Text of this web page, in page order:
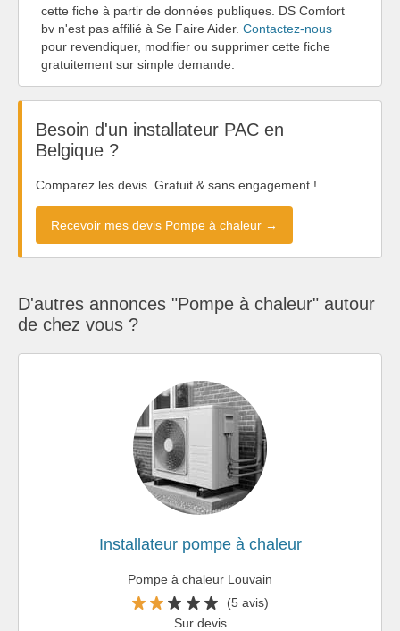
cette fiche à partir de données publiques. DS Comfort
bv n'est pas affilié à Se Faire Aider. Contactez-nous
pour revendiquer, modifier ou supprimer cette fiche
gratuitement sur simple demande.
Besoin d'un installateur PAC en
Belgique ?
Comparez les devis. Gratuit & sans engagement !
Recevoir mes devis Pompe à chaleur →
D'autres annonces "Pompe à chaleur" autour
de chez vous ?
Installateur pompe à chaleur
Pompe à chaleur Louvain
(5 avis)
Sur devis